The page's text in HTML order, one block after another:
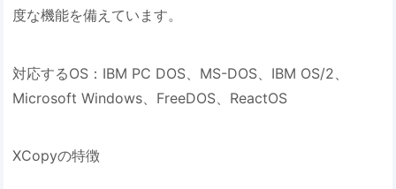
度な機能を備えています。
対応するOS：IBM PC DOS、MS-DOS、IBM OS/2、
Microsoft Windows、FreeDOS、ReactOS
XCopyの特徴